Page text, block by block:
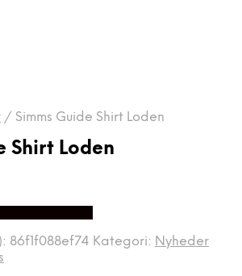
/ Simms Guide Shirt Loden
Shirt Loden
86f1f088ef74 Kategori: Nyheder